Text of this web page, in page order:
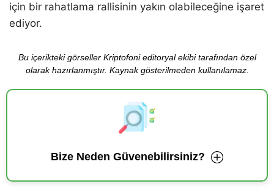
için bir rahatlama rallisinin yakın olabileceğine işaret
ediyor.
Bu içerikteki görseller Kriptofoni editoryal ekibi tarafından özel
olarak hazırlanmıştır. Kaynak gösterilmeden kullanılamaz.
Bize Neden Güvenebilirsiniz?